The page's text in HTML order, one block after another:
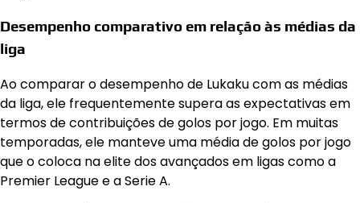
Desempenho comparativo em relação às médias da
liga
Ao comparar o desempenho de Lukaku com as médias
da liga, ele frequentemente supera as expectativas em
termos de contribuições de golos por jogo. Em muitas
temporadas, ele manteve uma média de golos por jogo
que o coloca na elite dos avançados em ligas como a
Premier League e a Serie A.